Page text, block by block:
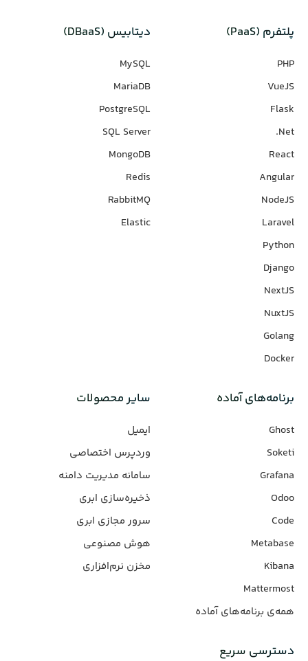
پلتفرم (PaaS)
PHP
VueJS
Flask
Net.
React
Angular
NodeJS
Laravel
Python
Django
NextJS
NuxtJS
Golang
Docker
دیتابیس‌ (DBaaS)
MySQL
MariaDB
PostgreSQL
SQL Server
MongoDB
Redis
RabbitMQ
Elastic
برنامه‌های‌ آماده
Ghost
Soketi
Grafana
Odoo
Code
Metabase
Kibana
Mattermost
همه‌ی برنامه‌های آماده
سایر محصولات
ایمیل
وردپرس‌ اختصاصی
سامانه مدیریت دامنه
ذخیره‌سازی ابری
سرور مجازی ابری
هوش مصنوعی
مخزن نرم‌افزاری
دسترسی سریع